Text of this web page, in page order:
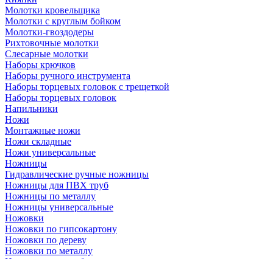
Молотки кровельщика
Молотки с круглым бойком
Молотки-гвоздодеры
Рихтовочные молотки
Слесарные молотки
Наборы крючков
Наборы ручного инструмента
Наборы торцевых головок с трещеткой
Наборы торцевых головок
Напильники
Ножи
Монтажные ножи
Ножи складные
Ножи универсальные
Ножницы
Гидравлические ручные ножницы
Ножницы для ПВХ труб
Ножницы по металлу
Ножницы универсальные
Ножовки
Ножовки по гипсокартону
Ножовки по дереву
Ножовки по металлу